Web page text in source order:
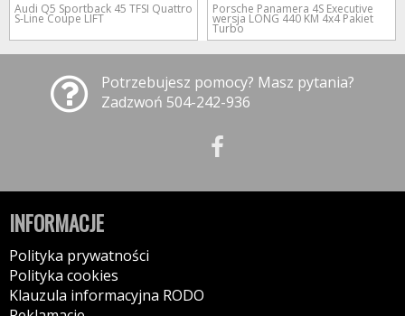
Audi Q5 Sportback 45 TFSI Quattro
S-Line Coupe LIFT
Porsche Panamera 4S Executive
wersja LONG 440 KM 4x4 Pakiet
Turbo
Potrzebujesz pomocy? Masz pytania?
Zadzwoń 504-242-936
INFORMACJE
Polityka prywatności
Polityka cookies
Klauzula informacyjna RODO